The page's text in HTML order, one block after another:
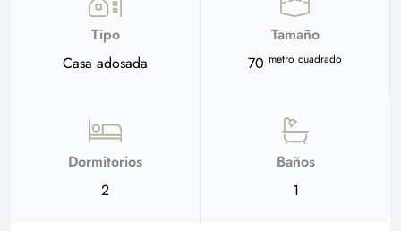
Tipo
Casa adosada
Tamaño
70 metro cuadrado
Dormitorios
2
Baños
1